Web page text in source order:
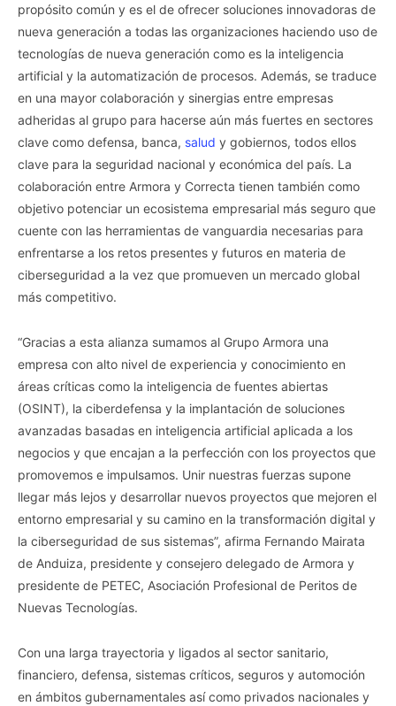
propósito común y es el de ofrecer soluciones innovadoras de
nueva generación a todas las organizaciones haciendo uso de
tecnologías de nueva generación como es la inteligencia
artificial y la automatización de procesos. Además, se traduce
en una mayor colaboración y sinergias entre empresas
adheridas al grupo para hacerse aún más fuertes en sectores
clave como defensa, banca, salud y gobiernos, todos ellos
clave para la seguridad nacional y económica del país. La
colaboración entre Armora y Correcta tienen también como
objetivo potenciar un ecosistema empresarial más seguro que
cuente con las herramientas de vanguardia necesarias para
enfrentarse a los retos presentes y futuros en materia de
ciberseguridad a la vez que promueven un mercado global
más competitivo.
“Gracias a esta alianza sumamos al Grupo Armora una
empresa con alto nivel de experiencia y conocimiento en
áreas críticas como la inteligencia de fuentes abiertas
(OSINT), la ciberdefensa y la implantación de soluciones
avanzadas basadas en inteligencia artificial aplicada a los
negocios y que encajan a la perfección con los proyectos que
promovemos e impulsamos. Unir nuestras fuerzas supone
llegar más lejos y desarrollar nuevos proyectos que mejoren el
entorno empresarial y su camino en la transformación digital y
la ciberseguridad de sus sistemas”, afirma Fernando Mairata
de Anduiza, presidente y consejero delegado de Armora y
presidente de PETEC, Asociación Profesional de Peritos de
Nuevas Tecnologías.
Con una larga trayectoria y ligados al sector sanitario,
financiero, defensa, sistemas críticos, seguros y automoción
en ámbitos gubernamentales así como privados nacionales y